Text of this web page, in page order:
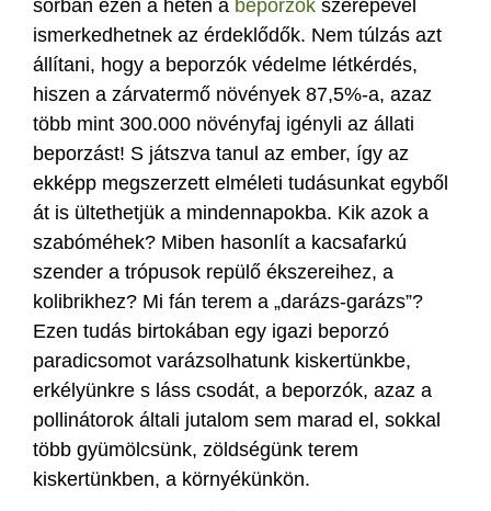
sorban ezen a héten a beporzók szerepével
ismerkedhetnek az érdeklődők. Nem túlzás azt
állítani, hogy a beporzók védelme létkérdés,
hiszen a zárvatermő növények 87,5%-a, azaz
több mint 300.000 növényfaj igényli az állati
beporzást! S játszva tanul az ember, így az
ekképp megszerzett elméleti tudásunkat egyből
át is ültethetjük a mindennapokba. Kik azok a
szabóméhek? Miben hasonlít a kacsafarkú
szender a trópusok repülő ékszereihez, a
kolibrikhez? Mi fán terem a „darázs-garázs”?
Ezen tudás birtokában egy igazi beporzó
paradicsomot varázsolhatunk kiskertünkbe,
erkélyünkre s láss csodát, a beporzók, azaz a
pollinátorok általi jutalom sem marad el, sokkal
több gyümölcsünk, zöldségünk terem
kiskertünkben, a környékünkön.